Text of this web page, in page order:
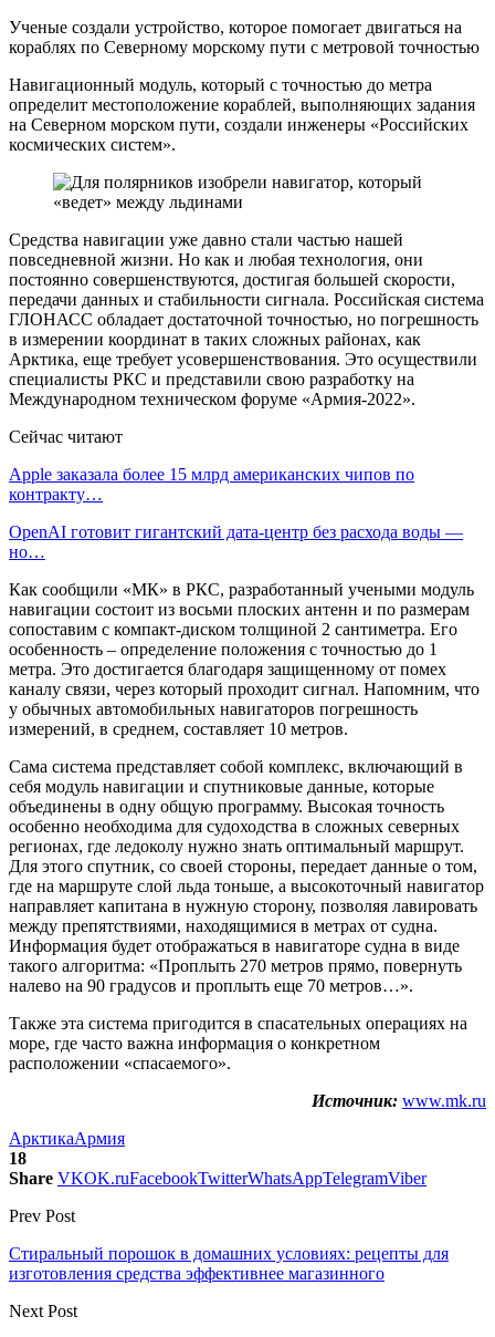
Ученые создали устройство, которое помогает двигаться на
кораблях по Северному морскому пути с метровой точностью
Навигационный модуль, который с точностью до метра
определит местоположение кораблей, выполняющих задания
на Северном морском пути, создали инженеры «Российских
космических систем».
Средства навигации уже давно стали частью нашей
повседневной жизни. Но как и любая технология, они
постоянно совершенствуются, достигая большей скорости,
передачи данных и стабильности сигнала. Российская система
ГЛОНАСС обладает достаточной точностью, но погрешность
в измерении координат в таких сложных районах, как
Арктика, еще требует усовершенствования. Это осуществили
специалисты РКС и представили свою разработку на
Международном техническом форуме «Армия-2022».
Сейчас читают
Apple заказала более 15 млрд американских чипов по
контракту…
OpenAI готовит гигантский дата-центр без расхода воды —
но…
Как сообщили «МК» в РКС, разработанный учеными модуль
навигации состоит из восьми плоских антенн и по размерам
сопоставим с компакт-диском толщиной 2 сантиметра. Его
особенность – определение положения с точностью до 1
метра. Это достигается благодаря защищенному от помех
каналу связи, через который проходит сигнал. Напомним, что
у обычных автомобильных навигаторов погрешность
измерений, в среднем, составляет 10 метров.
Сама система представляет собой комплекс, включающий в
себя модуль навигации и спутниковые данные, которые
объединены в одну общую программу. Высокая точность
особенно необходима для судоходства в сложных северных
регионах, где ледоколу нужно знать оптимальный маршрут.
Для этого спутник, со своей стороны, передает данные о том,
где на маршруте слой льда тоньше, а высокоточный навигатор
направляет капитана в нужную сторону, позволяя лавировать
между препятствиями, находящимися в метрах от судна.
Информация будет отображаться в навигаторе судна в виде
такого алгоритма: «Проплыть 270 метров прямо, повернуть
налево на 90 градусов и проплыть еще 70 метров…».
Также эта система пригодится в спасательных операциях на
море, где часто важна информация о конкретном
расположении «спасаемого».
Источник: www.mk.ru
АрктикаАрмия
18
Share VKOK.ruFacebookTwitterWhatsAppTelegramViber
Prev Post
Стиральный порошок в домашних условиях: рецепты для
изготовления средства эффективнее магазинного
Next Post